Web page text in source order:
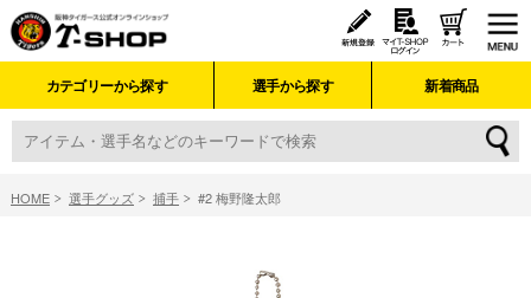
カテゴリーから探す 選手から探す 新着商品
HOME 選手グッズ 捕手 #2 梅野隆太郎